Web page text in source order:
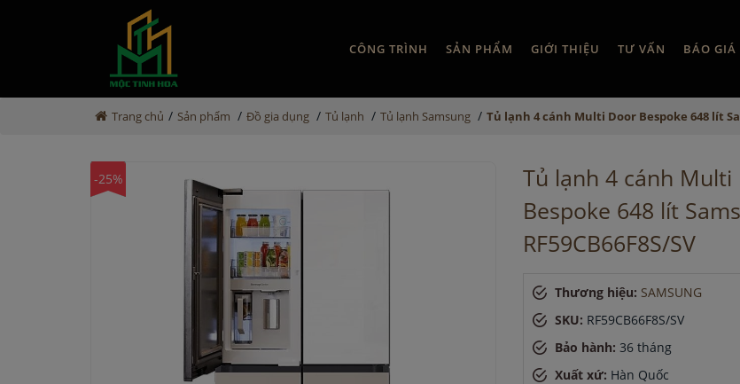
CÔNG TRÌNH SẢN PHẨM GIỚI THIỆU TƯ VẤN BÁO GIÁ
Trang chủ / Sản phẩm / Đồ gia dụng / Tủ lạnh / Tủ lạnh Samsung / Tủ lạnh 4 cánh Multi Door Bespoke 648 lít
-25%
Tủ lạnh 4 cánh Multi
Bespoke 648 lít
RF59CB66F8S/SV
Thương hiệu: SAMSUNG
SKU: RF59CB66F8S/SV
Bảo hành: 36 tháng
Xuất xứ: Hàn Quốc